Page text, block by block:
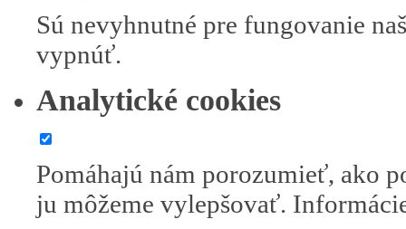
Sú nevyhnutné pre fungovanie
vypnúť.
Analytické cookies
Pomáhajú nám porozumieť, ako
ju môžeme vylepšovať.